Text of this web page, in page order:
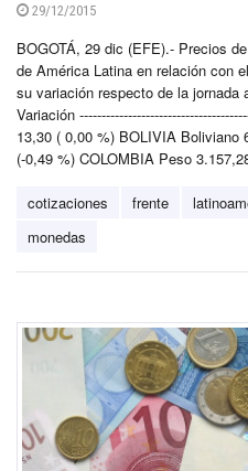
29/12/2015
BOGOTÁ, 29 dic (EFE).- Precios
de América Latina en relación con
su variación respecto de la jornada
Variación
13,30 ( 0,00 %) BOLIVIA Boliviano
(-0,49 %) COLOMBIA Peso
cotizaciones frente
monedas